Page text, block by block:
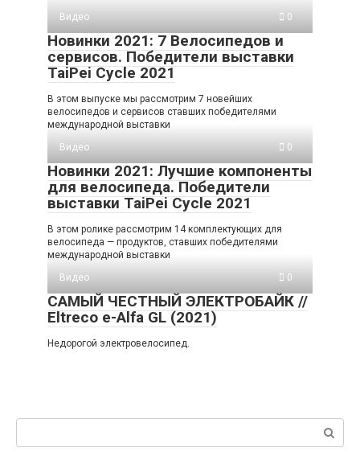
Видео
0
Новинки 2021: 7 Велосипедов и
сервисов. Победители выставки
TaiPei Cycle 2021
В этом выпуске мы рассмотрим 7 новейших
велосипедов и сервисов ставших победителями
международной выставки
Видео
0
Новинки 2021: Лучшие компоненты
для велосипеда. Победители
выставки TaiPei Cycle 2021
В этом ролике рассмотрим 14 комплектующих для
велосипеда — продуктов, ставших победителями
международной выставки
Видео
0
САМЫЙ ЧЕСТНЫЙ ЭЛЕКТРОБАЙК //
Eltreco e-Alfa GL (2021)
Недорогой электровелосипед.